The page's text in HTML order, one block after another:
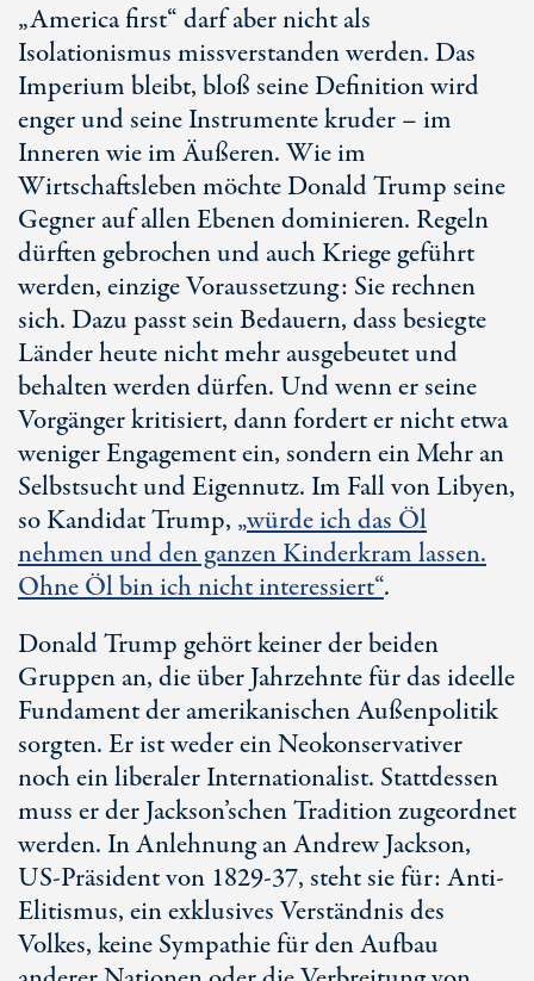
„America first“ darf aber nicht als
Isolationismus missverstanden werden. Das
Imperium bleibt, bloß seine Definition wird
enger und seine Instrumente kruder – im
Inneren wie im Äußeren. Wie im
Wirtschaftsleben möchte Donald Trump seine
Gegner auf allen Ebenen dominieren. Regeln
dürften gebrochen und auch Kriege geführt
werden, einzige Voraussetzung: Sie rechnen
sich. Dazu passt sein Bedauern, dass besiegte
Länder heute nicht mehr ausgebeutet und
behalten werden dürfen. Und wenn er seine
Vorgänger kritisiert, dann fordert er nicht etwa
weniger Engagement ein, sondern ein Mehr an
Selbstsucht und Eigennutz. Im Fall von Libyen,
so Kandidat Trump, „würde ich das Öl
nehmen und den ganzen Kinderkram lassen.
Ohne Öl bin ich nicht interessiert“.
Donald Trump gehört keiner der beiden
Gruppen an, die über Jahrzehnte für das ideelle
Fundament der amerikanischen Außenpolitik
sorgten. Er ist weder ein Neokonservativer
noch ein liberaler Internationalist. Stattdessen
muss er der Jackson’schen Tradition zugeordnet
werden. In Anlehnung an Andrew Jackson,
US-Präsident von 1829-37, steht sie für: Anti-
Elitismus, ein exklusives Verständnis des
Volkes, keine Sympathie für den Aufbau